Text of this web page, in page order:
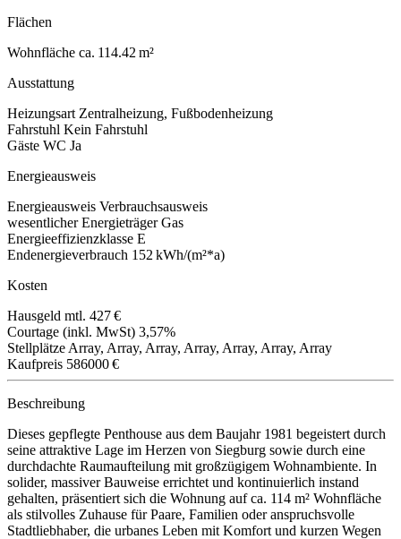
Flächen
Wohnfläche ca. 114.42 m²
Ausstattung
Heizungsart Zentralheizung, Fußbodenheizung
Fahrstuhl Kein Fahrstuhl
Gäste WC Ja
Energieausweis
Energieausweis Verbrauchsausweis
wesentlicher Energieträger Gas
Energieeffizienzklasse E
Endenergieverbrauch 152 kWh/(m²*a)
Kosten
Hausgeld mtl. 427 €
Courtage (inkl. MwSt) 3,57%
Stellplätze Array, Array, Array, Array, Array, Array, Array
Kaufpreis 586000 €
Beschreibung
Dieses gepflegte Penthouse aus dem Baujahr 1981 begeistert durch
seine attraktive Lage im Herzen von Siegburg sowie durch eine
durchdachte Raumaufteilung mit großzügigem Wohnambiente. In
solider, massiver Bauweise errichtet und kontinuierlich instand
gehalten, präsentiert sich die Wohnung auf ca. 114 m² Wohnfläche
als stilvolles Zuhause für Paare, Familien oder anspruchsvolle
Stadtliebhaber, die urbanes Leben mit Komfort und kurzen Wegen